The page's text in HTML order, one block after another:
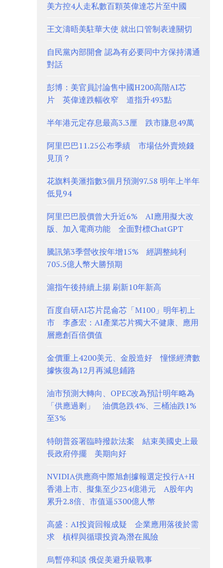
美方控4人走私數百顆英偉達芯片至中國
王文濤晤美駐華大使 就出口管制表達關切
自民黨內部開會 認為有必要同中方保持溝通
對話
彭博：美官員討論售中國H200高階AI芯
片 英偉達跌幅收窄 道指升493點
半年港元定存息最高3.3厘 跌市賺息49萬
阿里巴巴11.25公布季績 市場估外賣燒錢
見頂？
花旗料美滙指數3個月預測97.58 明年上半年
低見94
阿里巴巴股價曾大升近6% AI應用擬大改
版、加入電商功能 全面對標ChatGPT
騰訊第3季營收按年增15% 經調整純利
705.5億人幣大勝預期
滬指午後持續上揚 刷新10年新高
百度自研AI芯片昆侖芯「M100」明年初上
市 李彥宏：AI產業芯片獨大不健康、應用
層應創百倍價值
金價重上4200美元、金股造好 憧憬經濟數
據恢復為12月再減息鋪路
油市預測大轉向、OPEC改為預計明年略為
「供應過剩」 油價急跌4%、三桶油跌1%
至3%
特朗普簽署臨時撥款法案 結束美國史上最
長政府停擺 美期向好
NVIDIA供應商中際旭創據報選定投行A+H
香港上市、擬集至少234億港元 A股年內
累升2.8倍、市值逼5300億人幣
高盛：AI投資回報成疑 企業應用落後於需
求 槓桿與循環投資為潛在風險
烏暫停和談 俄促美避升級戰事